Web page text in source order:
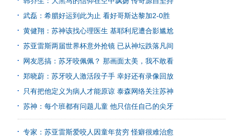
武磊：希腊好运到此为止 看好哥斯达黎加2-0胜
黄健翔：苏神该找心理医生 基耶利尼遭合影尴尬
苏亚雷斯两届世界杯意外抢镜 已从神坛跌落凡间
网友恶搞：苏牙咬佩佩？ 那画面太美，我不敢看
郑晓蔚：苏牙咬人激活段子手 幸好还有录像回放
只有把他定义为病人才能原谅 泰森网络关注苏神
苏神：每个班都有问题儿童 他只信任自己的尖牙
专家：苏亚雷斯爱咬人因童年贫穷 怪癖很难治愈